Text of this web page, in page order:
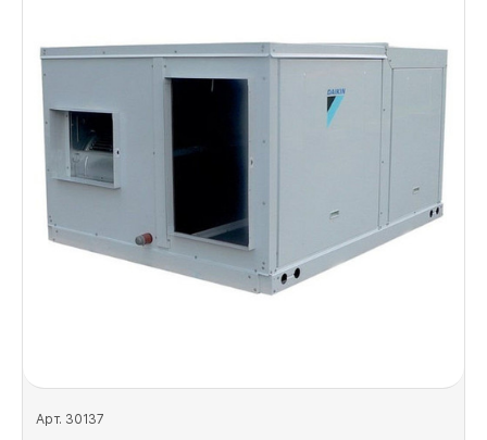
Арт. 30137